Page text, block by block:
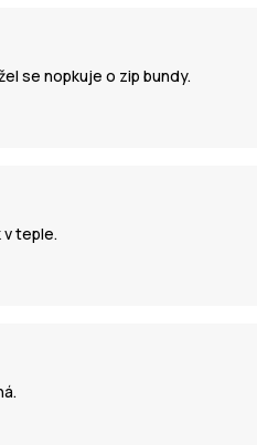
se nopkuje o zip bundy.
v teple.